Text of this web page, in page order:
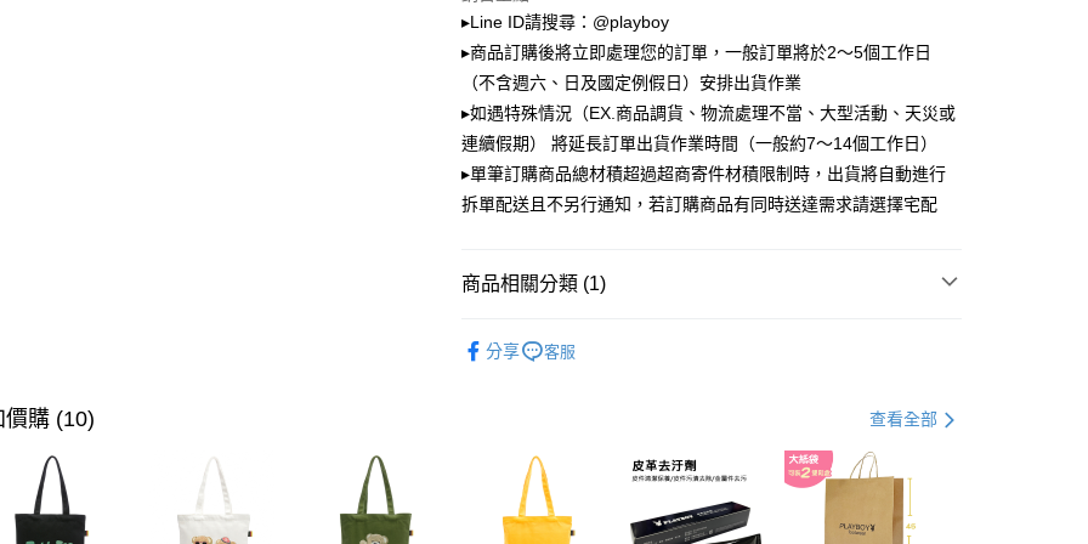
大哥付你分期
【大哥付你分期使用說明】
1.本服務由台灣大哥大提供，台灣大哥大用戶可立即使用無須另外申請。
2.付款方式選擇「大哥付你分期」，訂單成立後會自動跳轉到大哥付的交易
流程，驗證手機門號後，選擇欲分期的期數、繳款截止日，確認付款後即
完成交易。
3.實際核准額度、可分期數及費用金額請依後續交易確認頁面所載為準。
消。如遇「轉專審核」未通過狀況，表示未達大哥付你分期系統評分，恕
1.分期款項不併入電信帳單，「大哥付你分期」於每月結算日後寄送繳費提
帳／街口支付／iPASS MONEY」等通路繳費。
1.本服務係由「台灣大哥大股份有限公司」（以下簡稱本公司）所提供，讓
用戶於交易時，得透過本服務購買商品或服務，並由商店將買賣／分期付
款買賣價金債權讓與本公司後，依約使用本公司帳單繳交帳款。
2.基於同意付款使用「大哥付你分期」之契約關係目的，商店將以您的個人
資料（包含姓名、電話或地址）提供予台灣大哥大進項蒐集、處理及利
用，由本公司與您本人進行分期帳單所需資料之確認、核對及更正。
3.完整用戶服務條款，請詳閱以下連結：https://oppay.tw/userRule
ATM付款
運送方式
全家取貨付款
付款後全家取貨
萊爾富取貨付款
每筆NT$100，滿NT$700(含以上)免運費
7-11取貨付款
▸Line ID請搜尋：@playboy
▸商品訂購後將立即處理您的訂單，一般訂單將於2～5個工作日
（不含週六、日及國定例假日）安排出貨作業
▸如遇特殊情況（EX.商品調貨、物流處理不當、大型活動、天災或
連續假期） 將延長訂單出貨作業時間（一般約7～14個工作日）
▸單筆訂購商品總材積超過超商寄件材積限制時，出貨將自動進行
拆單配送且不另行通知，若訂購商品有同時送達需求請選擇宅配
商品相關分類 (1)
分享
客服
價購 (10) 查看全部